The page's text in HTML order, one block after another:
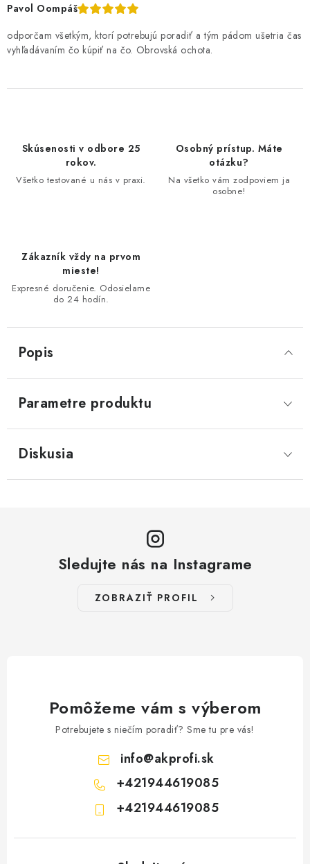
Pavol Oompáš
odporčam všetkým, ktorí potrebujú poradiť a tým pádom ušetria čas
vyhľadávaním čo kúpiť na čo. Obrovská ochota.
Skúsenosti v odbore 25
rokov.
Všetko testované u nás v praxi.
Osobný prístup. Máte
otázku?
Na všetko vám zodpoviem ja
osobne!
Zákazník vždy na prvom
mieste!
Expresné doručenie. Odosielame
do 24 hodín.
Popis
Parametre produktu
Diskusia
Sledujte nás na Instagrame
ZOBRAZIŤ PROFIL
Pomôžeme vám s výberom
Potrebujete s niečím poradiť? Sme tu pre vás!
info@akprofi.sk
+421944619085
+421944619085